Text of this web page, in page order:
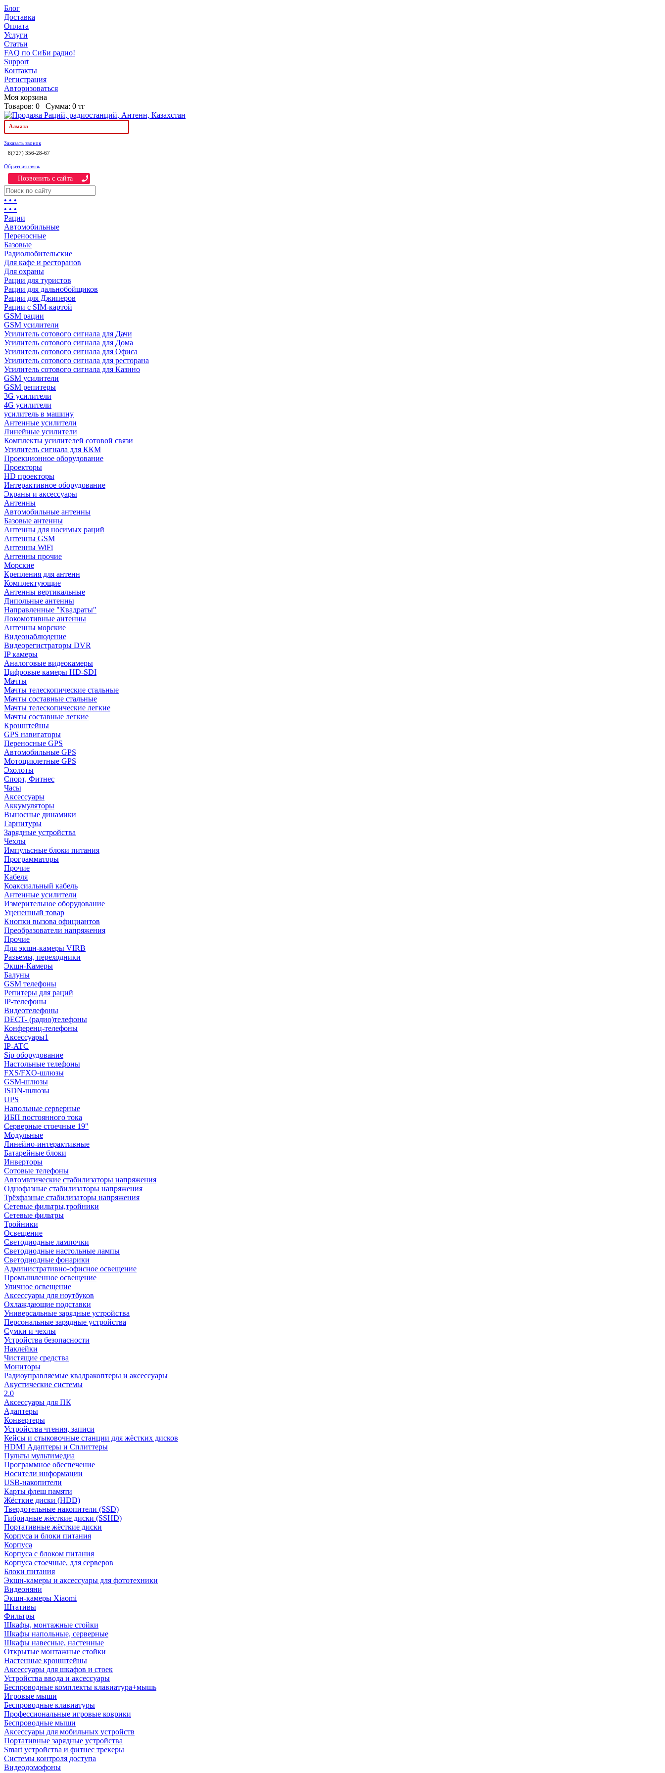
Блог
Доставка
Оплата
Услуги
Статьи
FAQ по СиБи радио!
Support
Контакты
Регистрация
Авторизоваться
Моя корзина
Товаров: 0 Сумма: 0 тг
Алмата
Заказать звонок
8(727) 356-28-67
Обратная связь
Позвонить c сайта
• • •
• • •
Рации
Автомобильные
Переносные
Базовые
Радиолюбительские
Для кафе и ресторанов
Для охраны
Рации для туристов
Рации для дальнобойщиков
Рации для Джиперов
Рации с SIM-картой
GSM рации
GSM усилители
Усилитель сотового сигнала для Дачи
Усилитель сотового сигнала для Дома
Усилитель сотового сигнала для Офиса
Усилитель сотового сигнала для ресторана
Усилитель сотового сигнала для Казино
GSM усилители
GSM репитеры
3G усилители
4G усилители
усилитель в машину
Антенные усилители
Линейные усилители
Комплекты усилителей сотовой связи
Усилитель сигнала для ККМ
Проекционное оборудование
Проекторы
HD проекторы
Интерактивное оборудование
Экраны и аксессуары
Антенны
Автомобильные антенны
Базовые антенны
Антенны для носимых раций
Антенны GSM
Антенны WiFi
Антенны прочие
Морские
Крепления для антенн
Комплектующие
Антенны вертикальные
Дипольные антенны
Направленные "Квадраты"
Локомотивные антенны
Антенны морские
Видеонаблюдение
Видеорегистраторы DVR
IP камеры
Аналоговые видеокамеры
Цифровые камеры HD-SDI
Мачты
Мачты телескопические стальные
Мачты составные стальные
Мачты телескопические легкие
Мачты составные легкие
Кронштейны
GPS навигаторы
Переносные GPS
Автомобильные GPS
Мотоциклетные GPS
Эхолоты
Спорт, Фитнес
Часы
Аксессуары
Аккумуляторы
Выносные динамики
Гарнитуры
Зарядные устройства
Чехлы
Импульсные блоки питания
Программаторы
Прочие
Кабеля
Коаксиальный кабель
Антенные усилители
Измерительное оборудование
Уцененный товар
Кнопки вызова официантов
Преобразователи напряжения
Прочие
Для экшн-камеры VIRB
Разъемы, переходники
Экшн-Камеры
Балуны
GSM телефоны
Репитеры для раций
IP-телефоны
Видеотелефоны
DECT- (радио)телефоны
Конференц-телефоны
Аксессуары1
IP-ATC
Sip оборудование
Настольные телефоны
FXS/FXO-шлюзы
GSM-шлюзы
ISDN-шлюзы
UPS
Напольные серверные
ИБП постоянного тока
Серверные стоечные 19"
Модульные
Линейно-интерактивные
Батарейные блоки
Инверторы
Сотовые телефоны
Автомвтические стабилизаторы напряжения
Однофазные стабилизаторы напряжения
Трёхфазные стабилизаторы напряжения
Сетевые фильтры,тройники
Сетевые фильтры
Тройники
Освещение
Светодиодные лампочки
Светодиодные настольные лампы
Светодиодные фонарики
Административно-офисное освещение
Промышленное освещение
Уличное освещение
Аксессуары для ноутбуков
Охлаждающие подставки
Универсальные зарядные устройства
Персональные зарядные устройства
Сумки и чехлы
Устройства безопасности
Наклейки
Чистящие средства
Мониторы
Радиоуправляемые квадракоптеры и аксессуары
Акустические системы
2.0
Аксессуары для ПК
Адаптеры
Конвертеры
Устройства чтения, записи
Кейсы и стыковочные станции для жёстких дисков
HDMI Адаптеры и Сплиттеры
Пульты мультимедиа
Программное обеспечение
Носители информации
USB-накопители
Карты флеш памяти
Жёсткие диски (HDD)
Твердотельные накопители (SSD)
Гибридные жёсткие диски (SSHD)
Портативные жёсткие диски
Корпуса и блоки питания
Корпуса
Корпуса с блоком питания
Корпуса стоечные, для серверов
Блоки питания
Экшн-камеры и аксессуары для фототехники
Видеоняни
Экшн-камеры Xiaomi
Штативы
Фильтры
Шкафы, монтажные стойки
Шкафы напольные, серверные
Шкафы навесные, настенные
Открытые монтажные стойки
Настенные кронштейны
Аксессуары для шкафов и стоек
Устройства ввода и аксессуары
Беспроводные комплекты клавиатура+мышь
Игровые мыши
Беспроводные клавиатуры
Профессиональные игровые коврики
Беспроводные мыши
Аксессуары для мобильных устройств
Портативные зарядные устройства
Smart устройства и фитнес трекеры
Системы контроля доступа
Видеодомофоны